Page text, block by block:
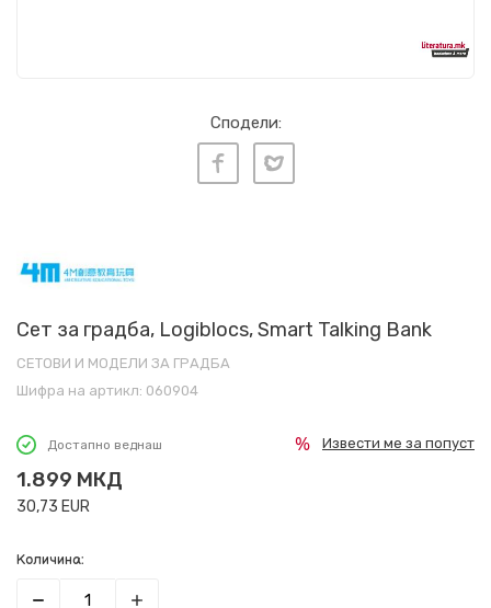
Сподели:
Сет за градба, Logiblocs, Smart Talking Bank
СЕТОВИ И МОДЕЛИ ЗА ГРАДБА
Шифра на артикл: 060904
Достапно веднаш
1.899 МКД
30,73 EUR
Извести ме за попуст
Количина: